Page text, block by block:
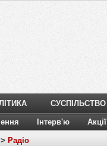
СУСПІЛЬСТВО
Інтерв'ю Акції
> Радіо